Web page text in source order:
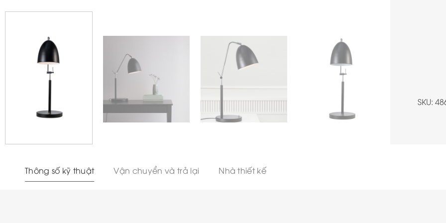
SKU:
Thông số kỹ thuật Vận chuyển và trả lại Nhà thiết kế